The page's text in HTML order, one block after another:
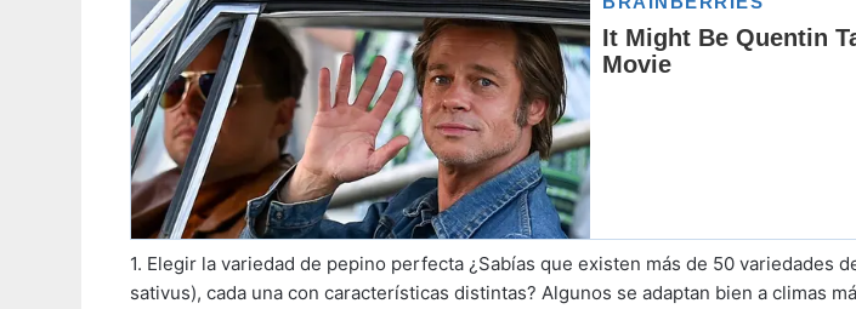
1. Elegir la variedad de pepino perfecta ¿Sabías que existen más de 50 variedades
sativus), cada una con características distintas? Algunos se adaptan bien a climas